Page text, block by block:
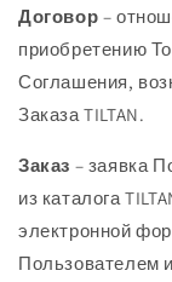
Договор –
приобретению
Соглашения,
Заказа TILTAN.
Заказ – заявка
из каталога
электронной
Пользователем